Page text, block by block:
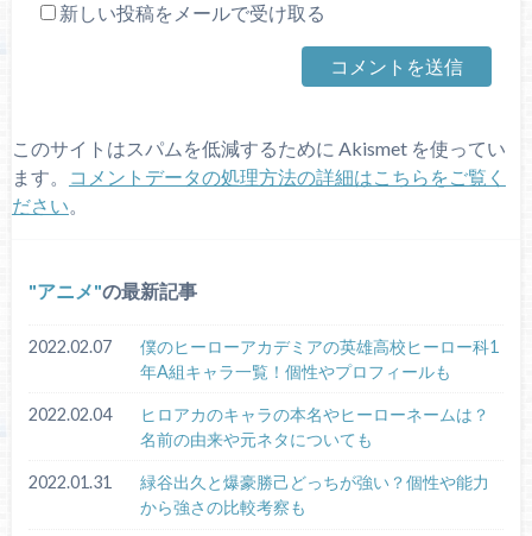
新しい投稿をメールで受け取る
このサイトはスパムを低減するために Akismet を使ってい
ます。
コメントデータの処理方法の詳細はこちらをご覧く
ださい。
アニメ の最新記事
2022.02.07
僕のヒーローアカデミアの英雄高校ヒーロー科1
年A組キャラ一覧！個性やプロフィールも
2022.02.04
ヒロアカのキャラの本名やヒーローネームは？
名前の由来や元ネタについても
2022.01.31
緑谷出久と爆豪勝己どっちが強い？個性や能力
から強さの比較考察も